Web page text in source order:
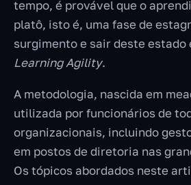
tempo, é provável que o
platô, isto é, uma fase de
surgimento e sair deste estado
Learning Agility.
A metodologia, nascida em
utilizada por funcionários de
organizacionais, incluindo
em postos de diretoria nas
Os tópicos abordados neste